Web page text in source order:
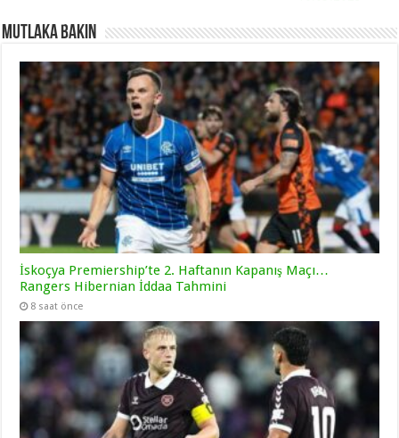
Mutlaka Bakın
İskoçya Premiership’te 2. Haftanın Kapanış Maçı…
Rangers Hibernian İddaa Tahmini
8 saat önce